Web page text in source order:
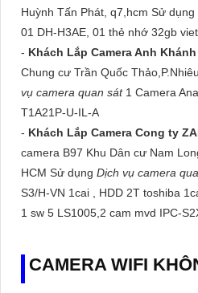
Huỳnh Tấn Phát, q7,hcm Sử dụng
01 DH-H3AE, 01 thẻ nhớ 32gb
- Khách Lắp Camera Anh Khánh
Chung cư Trần Quốc
vụ camera quan sát 1 Camera
T1A21P-U-IL-A
- Khách Lắp Camera Cong ty
camera B97 Khu Dân cư Nam
HCM Sử dụng Dịch vụ camera
S3/H-VN 1cai , HDD 2T toshiba
1 sw 5 LS1005,2 cam mvd IPC-
CAMERA WIFI